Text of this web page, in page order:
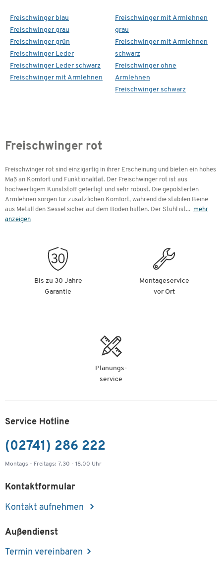
Freischwinger blau
Freischwinger grau
Freischwinger grün
Freischwinger Leder
Freischwinger Leder schwarz
Freischwinger mit Armlehnen
Freischwinger mit Armlehnen
grau
Freischwinger mit Armlehnen
schwarz
Freischwinger ohne
Armlehnen
Freischwinger schwarz
Freischwinger rot
Freischwinger rot sind einzigartig in ihrer Erscheinung und bieten ein hohes
Maß an Komfort und Funktionalität. Der Freischwinger rot ist aus
hochwertigem Kunststoff gefertigt und sehr robust. Die gepolsterten
Armlehnen sorgen für zusätzlichen Komfort, während die stabilen Beine
aus Metall den Sessel sicher auf dem Boden halten. Der Stuhl ist... mehr
anzeigen
Bis zu 30 Jahre
Garantie
Montageservice
vor Ort
Planungs-
service
Service Hotline
(02741) 286 222
Montags - Freitags: 7.30 - 18.00 Uhr
Kontaktformular
Kontakt aufnehmen
Außendienst
Termin vereinbaren